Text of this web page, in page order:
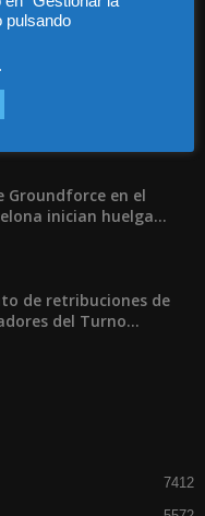
por una
Groundforce en el
inician huelga...
de retribuciones de
del Turno...
7412
pulsando
.